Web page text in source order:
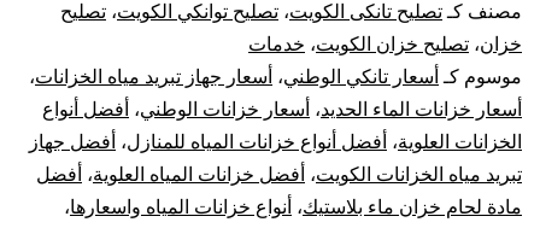
مصنف كـ تصليح تانكى الكويت، تصليح توانكي الكويت، تصليح
خزان، تصليح خزان الكويت، خدمات
موسوم كـ أسعار تانكي الوطني، أسعار جهاز تبريد مياه الخزانات،
أسعار خزانات الماء الحديد، أسعار خزانات الوطني، أفضل أنواع
الخزانات العلوية، أفضل أنواع خزانات المياه للمنازل، أفضل جهاز
تبريد مياه الخزانات الكويت، أفضل خزانات المياه العلوية، أفضل
مادة لحام خزان ماء بلاستيك، أنواع خزانات المياه واسعارها،